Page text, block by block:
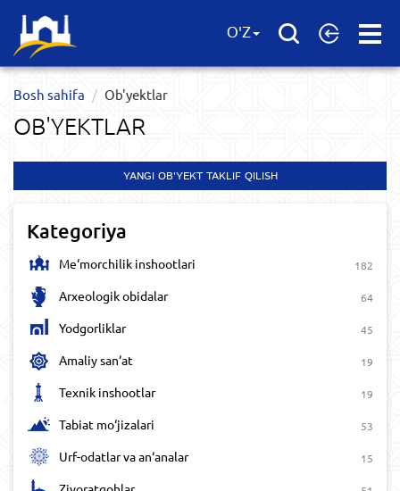
Open
O'Z
Bosh sahifa Ob'yektlar​
OB'YEKTLAR​
YANGI OB'YEKT TAKLIF QILISH
Kategoriya
Me‘morchilik inshootlari 182
Arxeologik obidalar 64
Yodgorliklar 45
Amaliy san‘at 19
Texnik inshootlar 19
Tabiat mo‘jizalari 53
Urf-odatlar va an‘analar 15